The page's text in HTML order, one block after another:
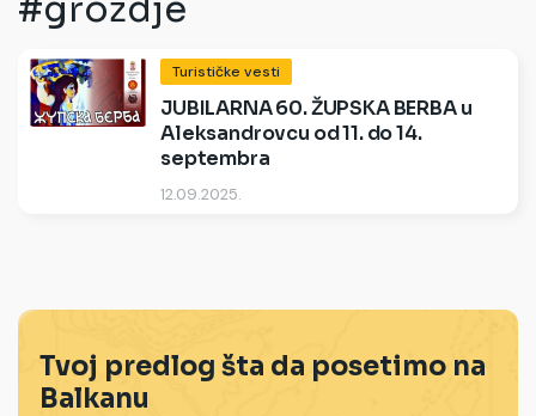
#groždje
Turističke vesti
JUBILARNA 60. ŽUPSKA BERBA u
Aleksandrovcu od 11. do 14.
septembra
12.09.2025.
Tvoj predlog šta da posetimo na
Balkanu